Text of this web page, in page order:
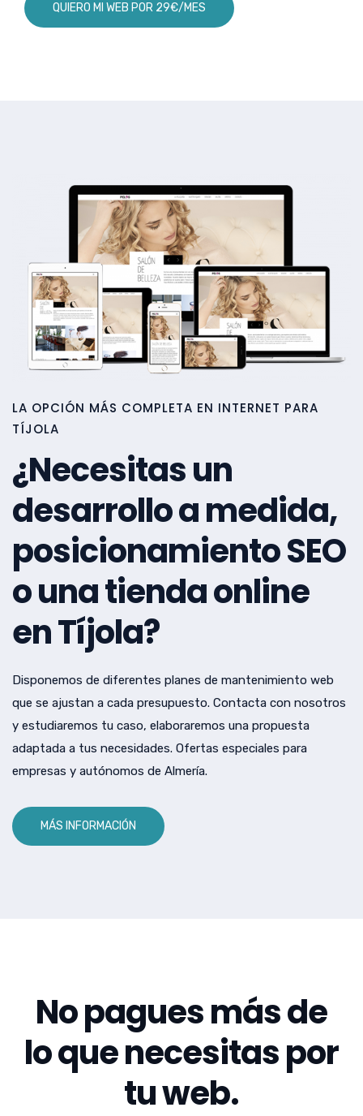
QUIERO MI WEB POR 29€/MES
LA OPCIÓN MÁS COMPLETA EN INTERNET PARA
TÍJOLA
¿Necesitas un
desarrollo a medida,
posicionamiento SEO
o una tienda online
en Tíjola?
Disponemos de diferentes planes de mantenimiento web
que se ajustan a cada presupuesto. Contacta con nosotros
y estudiaremos tu caso, elaboraremos una propuesta
adaptada a tus necesidades. Ofertas especiales para
empresas y autónomos de Almería.
MÁS INFORMACIÓN
No pagues más de
lo que necesitas por
tu web.